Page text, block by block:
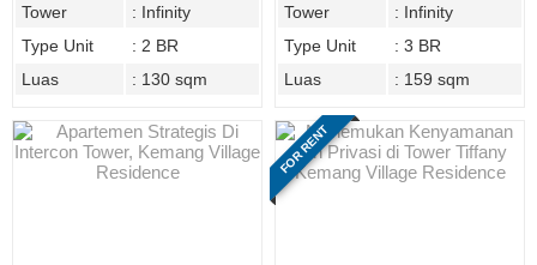
Tower
: Infinity
Type Unit
: 2 BR
Luas
: 130 sqm
Tower
: Infinity
Type Unit
: 3 BR
Luas
: 159 sqm
FOR RENT